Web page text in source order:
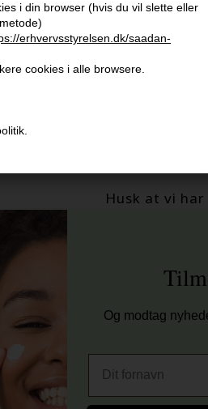
i din browser (hvis du vil slette eller
erhvervsstyrelsen.dk/saadan-
cookies i alle browsere.
ordre
det igen.
Husk at vi har
356 dages
Vi er E-mærket
Og modtag